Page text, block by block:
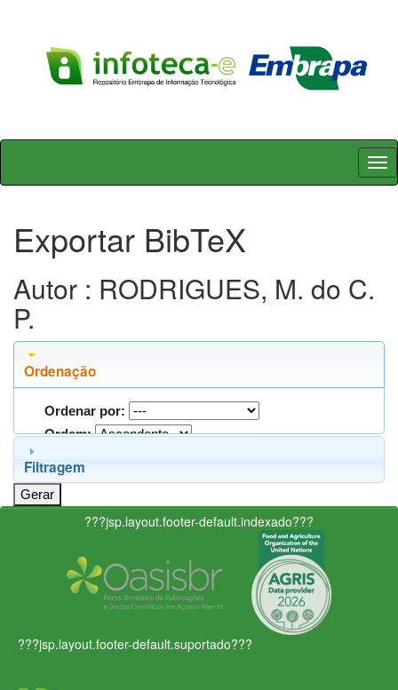
Skip
Exportar BibTeX
Autor : RODRIGUES, M. do C.
P.
Ordenação
Ordenar por:
Ordem:
Filtragem
???jsp.layout.footer-default.indexado???
???jsp.layout.footer-default.suportado???